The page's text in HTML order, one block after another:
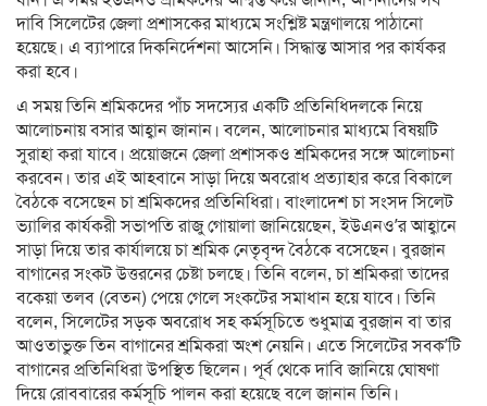
দাবি সিলেটের জেলা প্রশাসকের মাধ্যমে সংশ্লিষ্ট মন্ত্রণালয়ে পাঠানো
হয়েছে। এ ব্যাপারে দিকনির্দেশনা আসেনি। সিদ্ধান্ত আসার পর কার্যকর
করা হবে।
এ সময় তিনি শ্রমিকদের পাঁচ সদস্যের একটি প্রতিনিধিদলকে নিয়ে
আলোচনায় বসার আহ্বান জানান। বলেন, আলোচনার মাধ্যমে বিষয়টি
সুরাহা করা যাবে। প্রয়োজনে জেলা প্রশাসকও শ্রমিকদের সঙ্গে আলোচনা
করবেন। তার এই আহবানে সাড়া দিয়ে অবরোধ প্রত্যাহার করে বিকালে
বৈঠকে বসেছেন চা শ্রমিকদের প্রতিনিধিরা। বাংলাদেশ চা সংসদ সিলেট
ভ্যালির কার্যকরী সভাপতি রাজু গোয়ালা জানিয়েছেন, ইউএনও’র আহ্বানে
সাড়া দিয়ে তার কার্যালয়ে চা শ্রমিক নেতৃবৃন্দ বৈঠকে বসেছেন। বুরজান
বাগানের সংকট উত্তরনের চেষ্টা চলছে। তিনি বলেন, চা শ্রমিকরা তাদের
বকেয়া তলব (বেতন) পেয়ে গেলে সংকটের সমাধান হয়ে যাবে। তিনি
বলেন, সিলেটের সড়ক অবরোধ সহ কর্মসূচিতে শুধুমাত্র বুরজান বা তার
আওতাভুক্ত তিন বাগানের শ্রমিকরা অংশ নেয়নি। এতে সিলেটের সবক’টি
বাগানের প্রতিনিধিরা উপস্থিত ছিলেন। পূর্ব থেকে দাবি জানিয়ে ঘোষণা
দিয়ে রোববারের কর্মসূচি পালন করা হয়েছে বলে জানান তিনি।